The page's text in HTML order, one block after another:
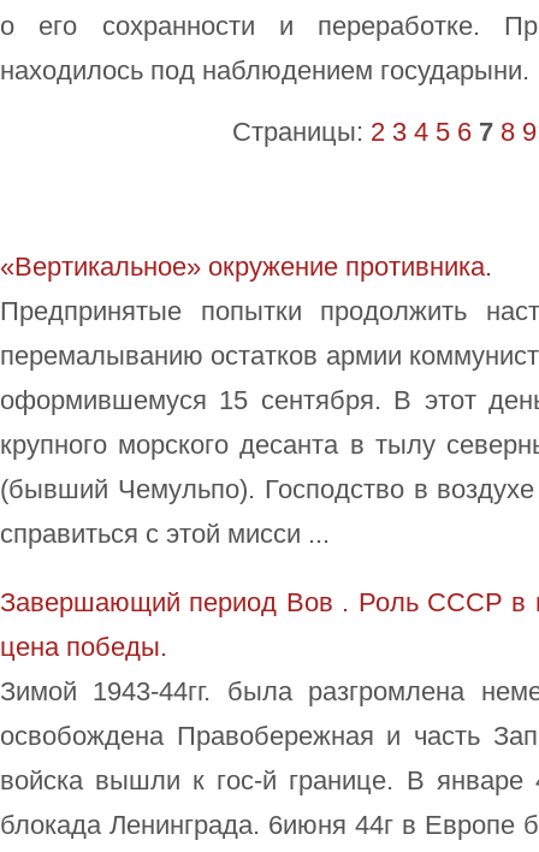
о его сохранности и переработке.
находилось под наблюдением государыни.
Страницы: 2 3 4 5 6 7 8 9
«Вертикальное» окружение противника.
Предпринятые попытки продолжить
перемалыванию остатков армии
оформившемуся 15 сентября. В этот
крупного морского десанта в тылу
(бывший Чемульпо). Господство в
справиться с этой мисси ...
Завершающий период Вов . Роль СССР в
цена победы.
Зимой 1943-44гг. была разгромлена
освобождена Правобережная и часть
войска вышли к гос-й границе. В январе
блокада Ленинграда. 6июня 44г в Европе